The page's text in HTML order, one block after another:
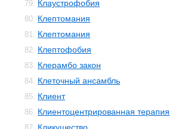
79. Клаустрофобия
80. Клептомания
81. Клептомания
82. Клептофобия
83. Клерамбо закон
84. Клеточный ансамбль
85. Клиент
86. Клиентоцентрированная терапия